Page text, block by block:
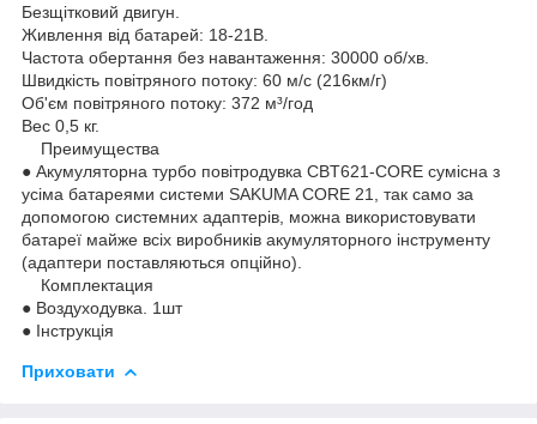
Безщітковий двигун.
Живлення від батарей: 18-21В.
Частота обертання без навантаження: 30000 об/хв.
Швидкість повітряного потоку: 60 м/с (216км/г)
Об'єм повітряного потоку: 372 м³/год
Вес 0,5 кг.
Преимущества
● Акумуляторна турбо повітродувка CBT621-CORE сумісна з
усіма батареями системи SAKUMA CORE 21, так само за
допомогою системних адаптерів, можна використовувати
батареї майже всіх виробників акумуляторного інструменту
(адаптери поставляються опційно).
Комплектация
● Воздуходувка. 1шт
● Інструкція
Приховати